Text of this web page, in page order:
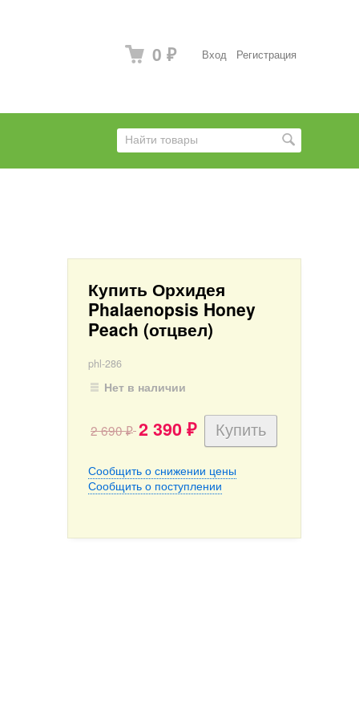
Вход Регистрация
0 ₽
Купить Орхидея
Phalaenopsis Honey
Peach (отцвел)
phl-286
Нет в наличии
2 690₽ 2 390 ₽
Сообщить о снижении цены
Сообщить о поступлении